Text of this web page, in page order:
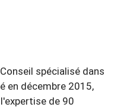
spécialisé dans
en décembre 2015,
de 90